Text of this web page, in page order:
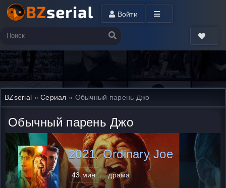
Войти
BZserial »Сериал » Обычный парень Джо
Обычный парень Джо
2021, Ordinary Joe
43 мин. драма